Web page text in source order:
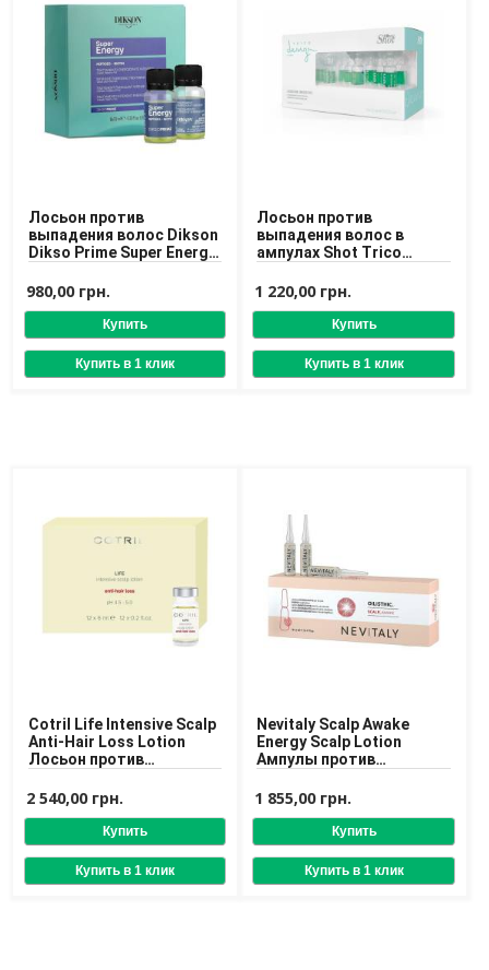
Лосьон против
выпадения волос Dikson
Dikso Prime Super Energy
980,00 грн.
Лосьон против
выпадения волос в
ампулах Shot Trico
1 220,00 грн.
Cotril Life Intensive Scalp
Anti-Hair Loss Lotion
Лосьон против
ампулах
2 540,00 грн.
Nevitaly Scalp Awake
Energy Scalp Lotion
Ампулы против
стимуляции роста волос
1 855,00 грн.